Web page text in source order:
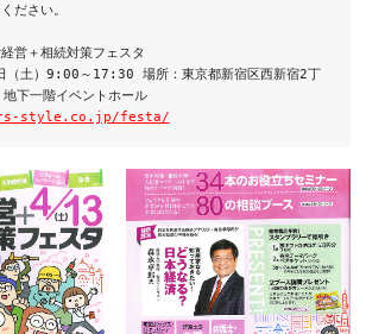
ださい。
営＋相続対策フェスタ
（土）9:00～17:30 場所：東京都新宿区西新宿2丁
下一階イベントホール
style.co.jp/festa/